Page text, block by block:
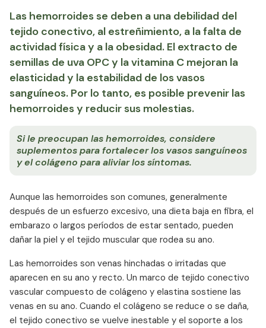
Las hemorroides se deben a una debilidad del
tejido conectivo, al estreñimiento, a la falta de
actividad física y a la obesidad. El extracto de
semillas de uva OPC y la vitamina C mejoran la
elasticidad y la estabilidad de los vasos
sanguíneos. Por lo tanto, es posible prevenir las
hemorroides y reducir sus molestias.
Si le preocupan las hemorroides, considere
suplementos para fortalecer los vasos sanguíneos
y el colágeno para aliviar los síntomas.
Aunque las hemorroides son comunes, generalmente
después de un esfuerzo excesivo, una dieta baja en fibra, el
embarazo o largos períodos de estar sentado, pueden
dañar la piel y el tejido muscular que rodea su ano.
Las hemorroides son venas hinchadas o irritadas que
aparecen en su ano y recto. Un marco de tejido conectivo
vascular compuesto de colágeno y elastina sostiene las
venas en su ano. Cuando el colágeno se reduce o se daña,
el tejido conectivo se vuelve inestable y el soporte a los